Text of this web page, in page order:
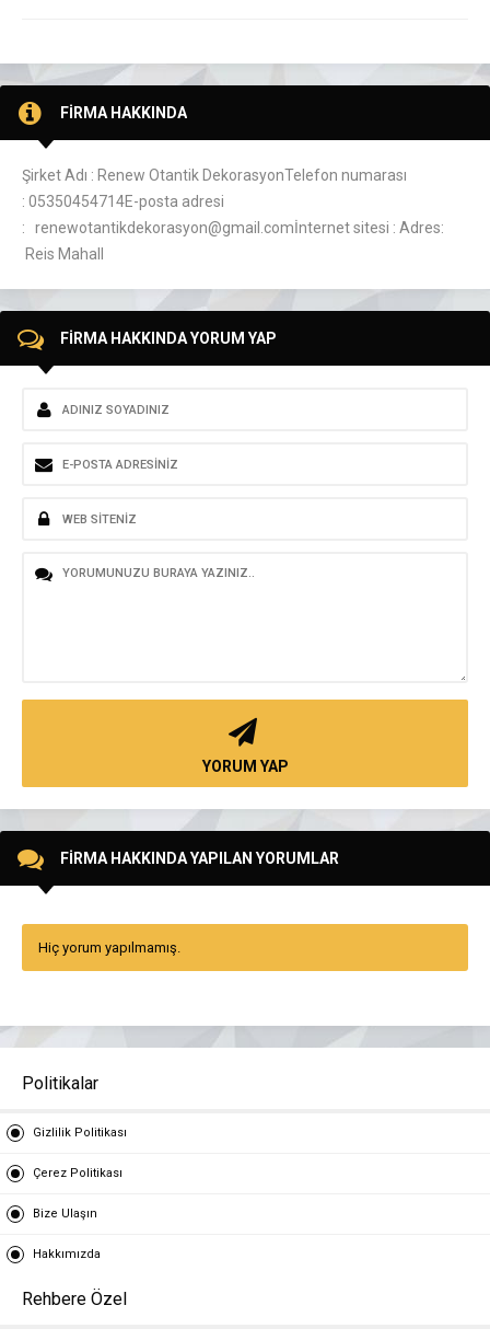
FİRMA HAKKINDA
Şirket Adı : Renew Otantik DekorasyonTelefon numarası
: 05350454714E-posta adresi
: renewotantikdekorasyon@gmail.comİnternet sitesi : Adres:
Reis Mahall
FİRMA HAKKINDA YORUM YAP
YORUM YAP
FİRMA HAKKINDA YAPILAN YORUMLAR
Hiç yorum yapılmamış.
Politikalar
Gizlilik Politikası
Çerez Politikası
Bize Ulaşın
Hakkımızda
Rehbere Özel